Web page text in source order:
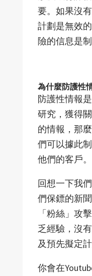
要。如果沒
計劃是無效
險的信息是
為什麼防護性
防護性情報
研究，獲得
的情報，那
們可以據此
他們的客戶。
回想一下我
們保鏢的新
「粉絲」攻
乏經驗，沒
及預先擬定計
你會在